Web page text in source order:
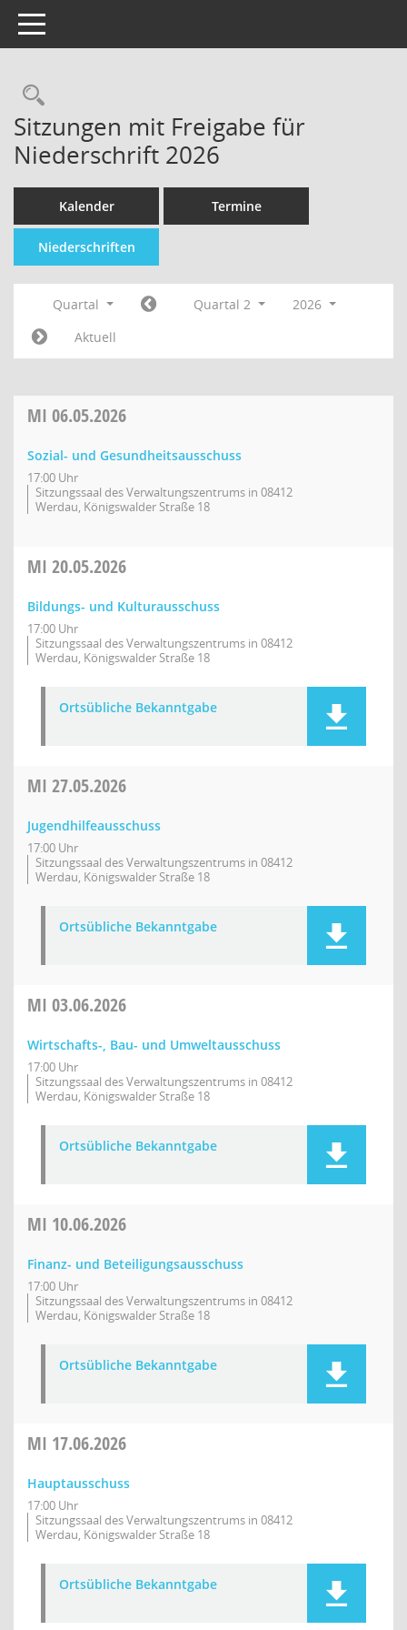
Toggle navigation
Sitzungen mit Freigabe für
Niederschrift 2026
Kalender Termine
Niederschriften
Quartal Quartal 2
2026
Aktuell
MI 06.05.2026
Sozial- und Gesundheitsausschuss
17:00 Uhr
Sitzungssaal des Verwaltungszentrums in 08412
Werdau, Königswalder Straße 18
MI 20.05.2026
Bildungs- und Kulturausschuss
17:00 Uhr
Sitzungssaal des Verwaltungszentrums in 08412
Werdau, Königswalder Straße 18
Ortsübliche Bekanntgabe
MI 27.05.2026
Jugendhilfeausschuss
17:00 Uhr
Sitzungssaal des Verwaltungszentrums in 08412
Werdau, Königswalder Straße 18
Ortsübliche Bekanntgabe
MI 03.06.2026
Wirtschafts-, Bau- und Umweltausschuss
17:00 Uhr
Sitzungssaal des Verwaltungszentrums in 08412
Werdau, Königswalder Straße 18
Ortsübliche Bekanntgabe
MI 10.06.2026
Finanz- und Beteiligungsausschuss
17:00 Uhr
Sitzungssaal des Verwaltungszentrums in 08412
Werdau, Königswalder Straße 18
Ortsübliche Bekanntgabe
MI 17.06.2026
Hauptausschuss
17:00 Uhr
Sitzungssaal des Verwaltungszentrums in 08412
Werdau, Königswalder Straße 18
Ortsübliche Bekanntgabe